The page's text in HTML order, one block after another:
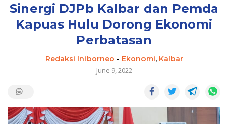
Sinergi DJPb Kalbar dan Pemda
Kapuas Hulu Dorong Ekonomi
Perbatasan
Redaksi Iniborneo - Ekonomi, Kalbar
June 9, 2022